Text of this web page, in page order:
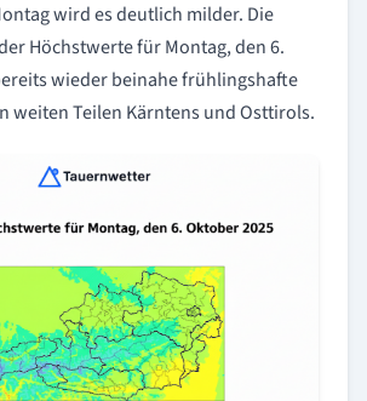
wird es deutlich milder. Die
Höchstwerte für Montag, den 6.
wieder beinahe frühlingshafte
weiten Teilen Kärntens und Osttirols.